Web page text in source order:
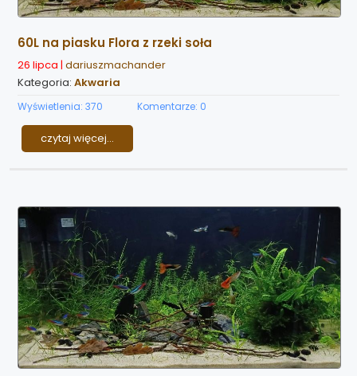
60L na piasku Flora z rzeki soła
26 lipca | dariuszmachander
Kategoria: Akwaria
Wyświetlenia: 370 Komentarze: 0
czytaj więcej...